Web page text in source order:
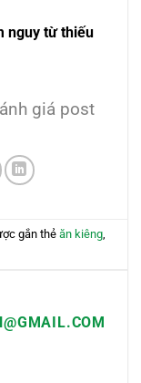
nguy từ thiếu
giá post
gắn thẻăn kiêng,